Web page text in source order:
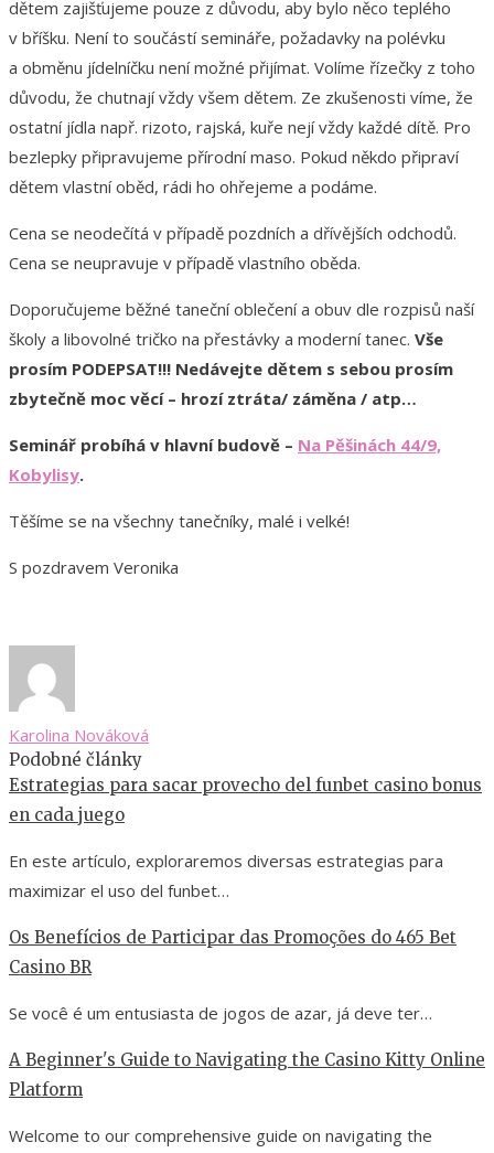
dětem zajišťujeme pouze z důvodu, aby bylo něco teplého
v bříšku. Není to součástí semináře, požadavky na polévku
a obměnu jídelníčku není možné přijímat. Volíme řízečky z toho
důvodu, že chutnají vždy všem dětem. Ze zkušenosti víme, že
ostatní jídla např. rizoto, rajská, kuře nejí vždy každé dítě. Pro
bezlepky připravujeme přírodní maso. Pokud někdo připraví
dětem vlastní oběd, rádi ho ohřejeme a podáme.
Cena se neodečítá v případě pozdních a dřívějších odchodů.
Cena se neupravuje v případě vlastního oběda.
Doporučujeme běžné taneční oblečení a obuv dle rozpisů naší
školy a libovolné tričko na přestávky a moderní tanec. Vše
prosím PODEPSAT!!! Nedávejte dětem s sebou prosím
zbytečně moc věcí – hrozí ztráta/ záměna / atp…
Seminář probíhá v hlavní budově – Na Pěšinách 44/9,
Kobylisy.
Těšíme se na všechny tanečníky, malé i velké!
S pozdravem Veronika
Karolina Nováková
Podobné články
Estrategias para sacar provecho del funbet casino bonus
en cada juego
En este artículo, exploraremos diversas estrategias para
maximizar el uso del funbet…
Os Benefícios de Participar das Promoções do 465 Bet
Casino BR
Se você é um entusiasta de jogos de azar, já deve ter…
A Beginner's Guide to Navigating the Casino Kitty Online
Platform
Welcome to our comprehensive guide on navigating the